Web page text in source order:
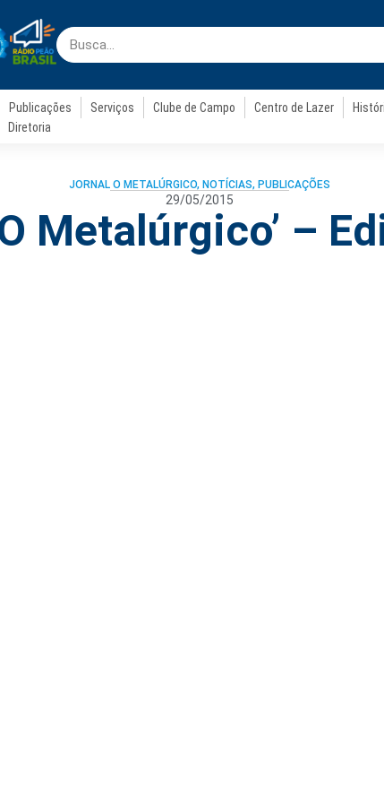
Publicações Serviços Clube de Campo Centro de Lazer
Diretoria
JORNAL O METALÚRGICO, NOTÍCIAS, PUBLICAÇÕES
29/05/2015
Metalúrgico’ –